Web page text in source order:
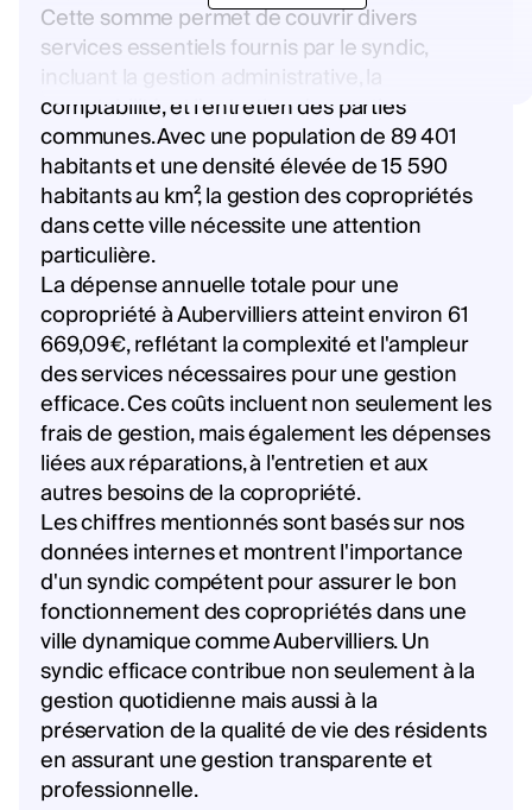
Cette somme permet de couvrir divers
services essentiels fournis par le syndic,
incluant la gestion administrative, la
comptabilité, et l'entretien des parties
communes. Avec une population de 89 401
habitants et une densité élevée de 15 590
habitants au km², la gestion des copropriétés
dans cette ville nécessite une attention
particulière.
La dépense annuelle totale pour une
copropriété à Aubervilliers atteint environ 61
669,09€, reflétant la complexité et l'ampleur
des services nécessaires pour une gestion
efficace. Ces coûts incluent non seulement les
frais de gestion, mais également les dépenses
liées aux réparations, à l'entretien et aux
autres besoins de la copropriété.
Les chiffres mentionnés sont basés sur nos
données internes et montrent l'importance
d'un syndic compétent pour assurer le bon
fonctionnement des copropriétés dans une
ville dynamique comme Aubervilliers. Un
syndic efficace contribue non seulement à la
gestion quotidienne mais aussi à la
préservation de la qualité de vie des résidents
en assurant une gestion transparente et
professionnelle.